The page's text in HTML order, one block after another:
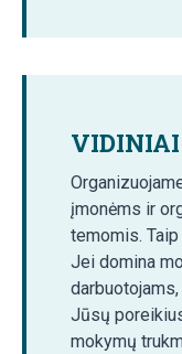
įmonėms ir
temomis.
Jei domina
Jūsų
mokymų